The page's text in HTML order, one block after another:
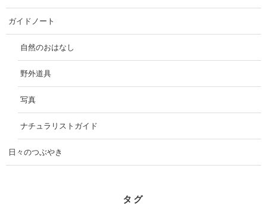
ガイドノート
自然のおはなし
野外道具
写真
ナチュラリストガイド
日々のつぶやき
タグ